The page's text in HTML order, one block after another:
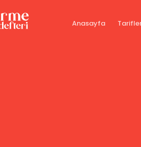
Anasayfa